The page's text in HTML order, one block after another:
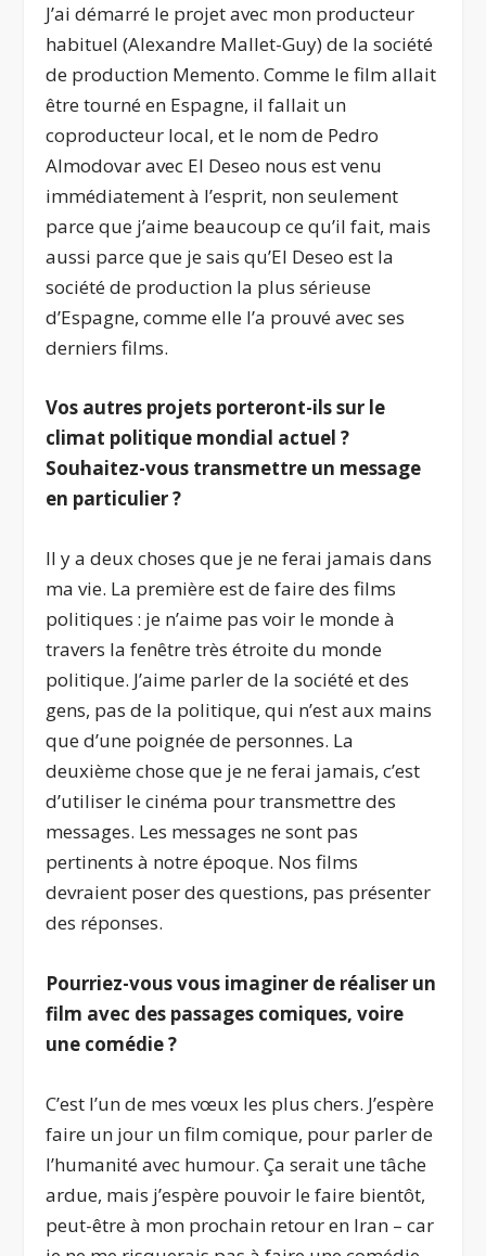
J’ai démarré le projet avec mon producteur
habituel (Alexandre Mallet-Guy) de la société
de production Memento. Comme le film allait
être tourné en Espagne, il fallait un
coproducteur local, et le nom de Pedro
Almodovar avec El Deseo nous est venu
immédiatement à l’esprit, non seulement
parce que j’aime beaucoup ce qu’il fait, mais
aussi parce que je sais qu’El Deseo est la
société de production la plus sérieuse
d’Espagne, comme elle l’a prouvé avec ses
derniers films.
Vos autres projets porteront-ils sur le
climat politique mondial actuel ?
Souhaitez-vous transmettre un message
en particulier?
Il y a deux choses que je ne ferai jamais dans
ma vie. La première est de faire des films
politiques : je n’aime pas voir le monde à
travers la fenêtre très étroite du monde
politique. J’aime parler de la société et des
gens, pas de la politique, qui n’est aux mains
que d’une poignée de personnes. La
deuxième chose que je ne ferai jamais, c’est
d’utiliser le cinéma pour transmettre des
messages. Les messages ne sont pas
pertinents à notre époque. Nos films
devraient poser des questions, pas présenter
des réponses.
Pourriez-vous vous imaginer de réaliser un
film avec des passages comiques, voire
une comédie?
C’est l’un de mes vœux les plus chers. J’espère
faire un jour un film comique, pour parler de
l’humanité avec humour. Ça serait une tâche
ardue, mais j’espère pouvoir le faire bientôt,
peut-être à mon prochain retour en Iran – car